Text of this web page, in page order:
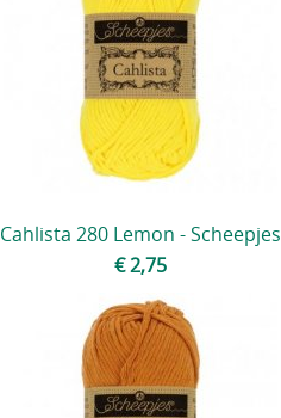
Cahlista 280 Lemon - Scheepjes
€ 2,75